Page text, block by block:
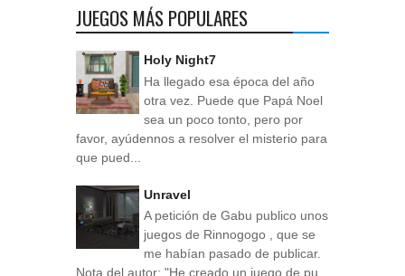
JUEGOS MÁS POPULARES
Holy Night7
Ha llegado esa época del año
otra vez. Puede que Papá Noel
sea un poco tonto, pero por
favor, ayúdennos a resolver el misterio para
que pued...
Unravel
A petición de Gabu publico unos
juegos de Rinnogogo , que se
me habían pasado de publicar.
Nota del autor: "He creado un juego de pu...